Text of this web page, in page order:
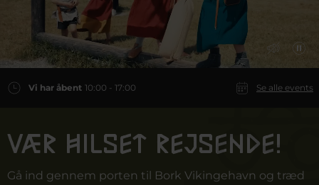
Vær hilset rejsende!
Gå ind gennem porten til Bork Vikingehavn og træd
Vi har åbent 10:00 - 17:00 Se alle events